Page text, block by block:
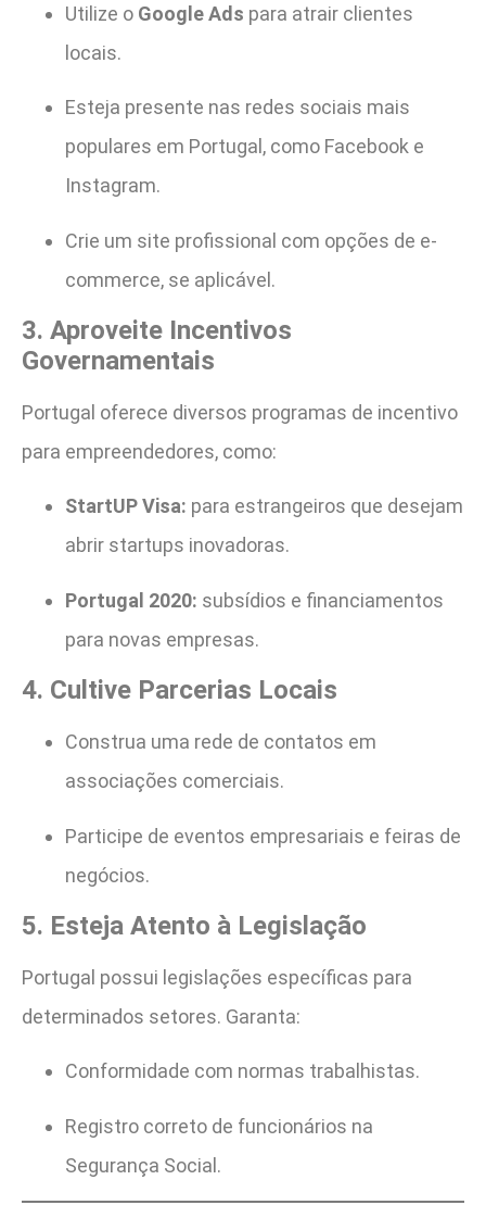
Utilize o Google Ads para atrair clientes
locais.
Esteja presente nas redes sociais mais
populares em Portugal, como Facebook e
Instagram.
Crie um site profissional com opções de e-
commerce, se aplicável.
3. Aproveite Incentivos
Governamentais
Portugal oferece diversos programas de incentivo
para empreendedores, como:
StartUP Visa: para estrangeiros que desejam
abrir startups inovadoras.
Portugal 2020: subsídios e financiamentos
para novas empresas.
4. Cultive Parcerias Locais
Construa uma rede de contatos em
associações comerciais.
Participe de eventos empresariais e feiras de
negócios.
5. Esteja Atento à Legislação
Portugal possui legislações específicas para
determinados setores. Garanta:
Conformidade com normas trabalhistas.
Registro correto de funcionários na
Segurança Social.